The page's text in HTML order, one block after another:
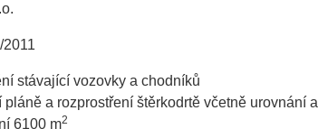
2011
stávající vozovky a chodníků
pláně a rozprostření štěrkodrtě včetně urovnání a
6100 m2